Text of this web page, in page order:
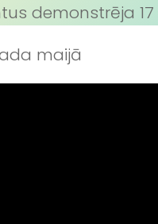
demonstrēja
maijā